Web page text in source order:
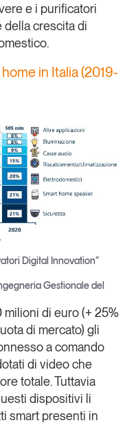
e i purificatori
della crescita di
in Italia (2019-
Digital Innovation”
Gestionale del
di euro (+ 25%
di mercato) gli
a comando
di video che
totale. Tuttavia
dispositivi li
smart presenti in